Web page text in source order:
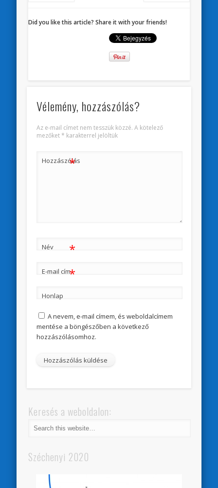
Did you like this article? Share it with your friends!
Vélemény, hozzászólás?
Az e-mail címet nem tesszük közzé. A kötelező
mezőket* karakterrel jelöltük
Hozzászólás
*
Név *
E-mail cím*
Honlap
A nevem, e-mail címem, és weboldalcímem
mentése a böngészőben a következő
hozzászólásomhoz.
Keresés a weboldalon:
Széchenyi 2020